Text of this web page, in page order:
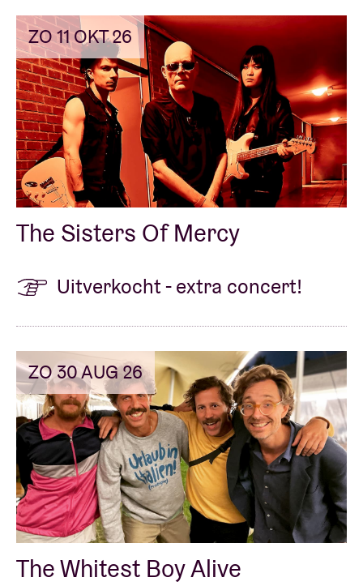
ZO 11 OKT 26
The Sisters Of Mercy
Uitverkocht - extra concert!
ZO 30 AUG 26
The Whitest Boy Alive